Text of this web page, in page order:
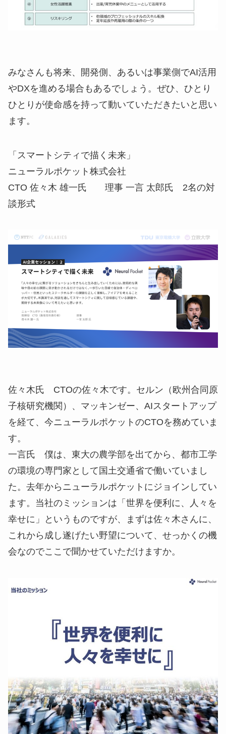
みなさんも将来、開発側、あるいは事業側でAI活用
やDXを進める場合もあるでしょう。ぜひ、ひとり
ひとりが使命感を持って動いていただきたいと思い
ます。
「スマートシティで描く未来」
ニューラルポケット株式会社
CTO 佐々木 雄一氏 理事 一言 太郎氏 2名の対
談形式
佐々木氏 CTOの佐々木です。セルン（欧州合同原
子核研究機関）、マッキンゼー、AIスタートアップ
を経て、今ニューラルポケットのCTOを務めていま
す。
一言氏 僕は、東大の農学部を出てから、都市工学
の環境の専門家として国土交通省で働いていまし
た。去年からニューラルポケットにジョインしてい
ます。当社のミッションは「世界を便利に、人々を
幸せに」というものですが、まずは佐々木さんに、
これから成し遂げたい野望について、せっかくの機
会なのでここで聞かせていただけますか。